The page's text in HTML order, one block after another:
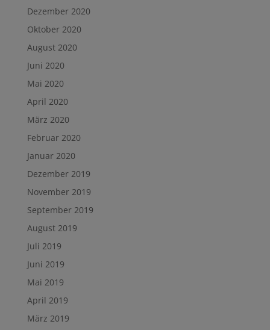
Dezember 2020
Oktober 2020
August 2020
Juni 2020
Mai 2020
April 2020
März 2020
Februar 2020
Januar 2020
Dezember 2019
November 2019
September 2019
August 2019
Juli 2019
Juni 2019
Mai 2019
April 2019
März 2019